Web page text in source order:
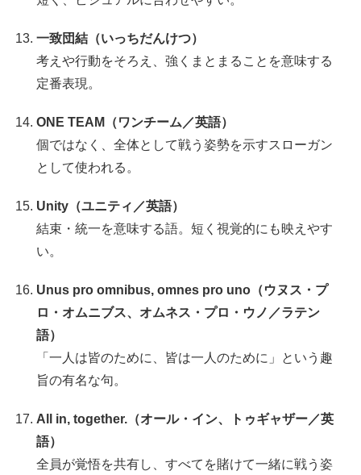
一致団結（いっちだんけつ）
考えや行動をそろえ、強くまとまることを意味する
定番表現。
ONE TEAM（ワンチーム／英語）
個ではなく、全体として戦う姿勢を示すスローガン
として使われる。
Unity（ユニティ／英語）
結束・統一を意味する語。短く視覚的にも映えやす
い。
Unus pro omnibus, omnes pro uno（ウヌス・プ
ロ・オムニブス、オムネス・プロ・ウノ／ラテン
語）
「一人は皆のために、皆は一人のために」という趣
旨の有名な句。
All in, together.（オール・イン、トゥギャザー／英
語）
全員が覚悟を共有し、すべてを賭けて一緒に戦う姿